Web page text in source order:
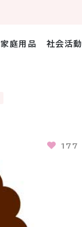
家庭用品 社会活動
177